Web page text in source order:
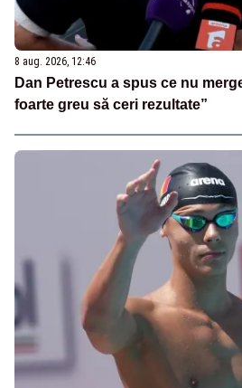
8 aug. 2026, 12:46
Dan Petrescu a spus ce nu
foarte greu să ceri rezultate”